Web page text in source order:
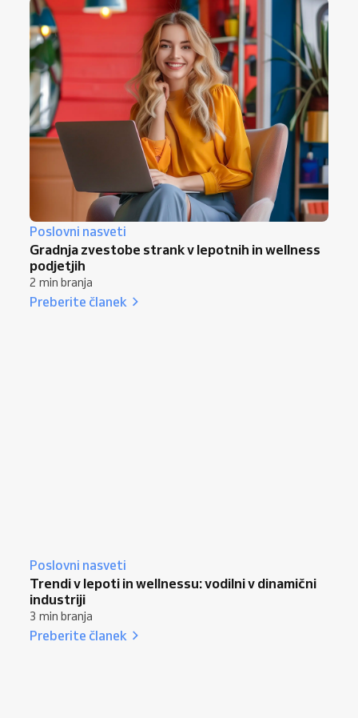
Poslovni nasveti
Gradnja zvestobe strank v lepotnih in wellness
podjetjih
2 min branja
Preberite članek
Poslovni nasveti
Trendi v lepoti in wellnessu: vodilni v dinamični
industriji
3 min branja
Preberite članek